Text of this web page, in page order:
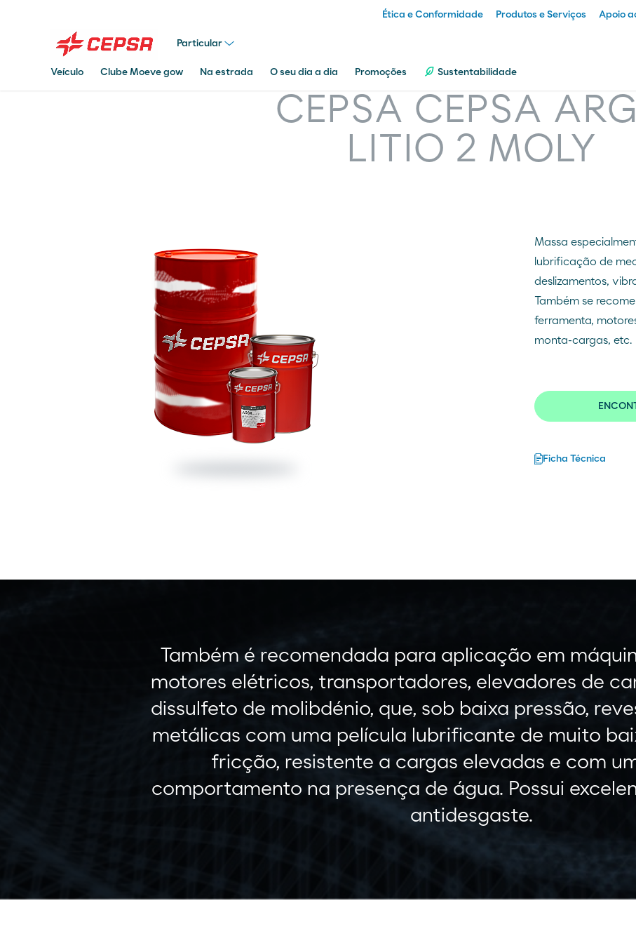
Ética e Conformidade Produtos e Serviços Apoio
Particular
Veículo Clube Moeve gow Na estrada O seu dia a dia Promoções Sustentabilidade
Empresa
PesquisarCEPSA CEPSA
LITIO 2 MOLY
Massa
lubrificação de
deslizamentos,
Também se
ferramenta,
monta-cargas, etc.
Ficha Técnica
Também é recomendada para aplicação em
motores elétricos, transportadores, elevadores de
dissulfeto de molibdénio, que, sob baixa pressão,
metálicas com uma película lubrificante de muito
fricção, resistente a cargas elevadas e com
comportamento na presença de água. Possui
antidesgaste.